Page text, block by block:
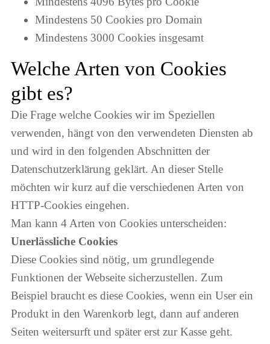
Mindestens 50 Cookies pro Domain
Mindestens 3000 Cookies insgesamt
Welche Arten von Cookies
gibt es?
Die Frage welche Cookies wir im Speziellen
verwenden, hängt von den verwendeten Diensten ab
und wird in den folgenden Abschnitten der
Datenschutzerklärung geklärt. An dieser Stelle
möchten wir kurz auf die verschiedenen Arten von
HTTP-Cookies eingehen.
Man kann 4 Arten von Cookies unterscheiden:
Unerlässliche Cookies
Diese Cookies sind nötig, um grundlegende
Funktionen der Webseite sicherzustellen. Zum
Beispiel braucht es diese Cookies, wenn ein User ein
Produkt in den Warenkorb legt, dann auf anderen
Seiten weitersurft und später erst zur Kasse geht.